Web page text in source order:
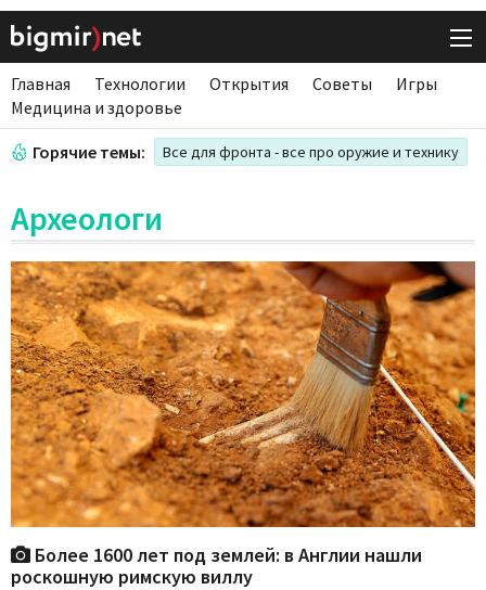
Главная Технологии Открытия Советы
Игры
Медицина и здоровье
Горячие темы: Все для фронта - все про оружие и технику
Археологи
Более 1600 лет под землей: в Англии нашли
роскошную римскую виллу